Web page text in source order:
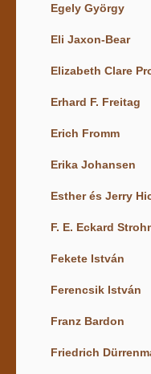
Egely György
Eli Jaxon-Bear
Elizabeth Clare
Erhard F. Freitag
Erich Fromm
Erika Johansen
Esther és Jerry
F. E. Eckard
Fekete István
Ferencsik István
Franz Bardon
Friedrich